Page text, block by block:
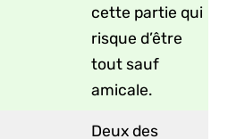
cette partie qui
risque d’être
tout sauf
amicale.
Deux des